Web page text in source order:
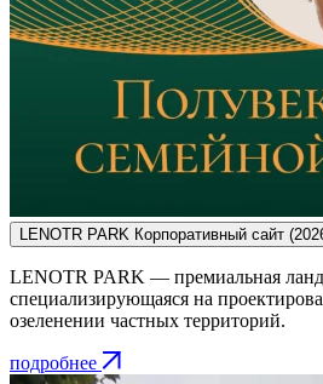
LENOTR PARK Корпоративный сайт
LENOTR PARK — премиальная
специализирующаяся на
озеленении частных территорий.
подробнее